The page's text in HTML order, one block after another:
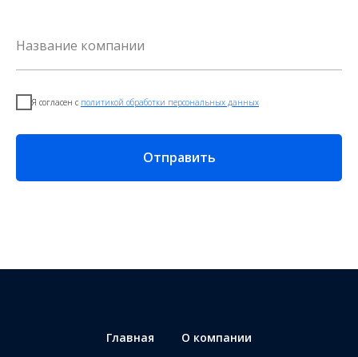
Я согласен с политикой обработки персональных данных
Отправить
Главная О компании